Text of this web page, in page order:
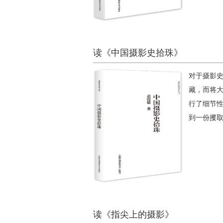
读《中国摄影史拾珠》
对于摄影
藏，而将
行了细节
到一份攫
读《指尖上的摄影》